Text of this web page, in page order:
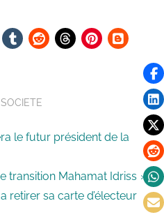
SOCIETE
le futur président de la
transition Mahamat Idriss
retirer sa carte d’électeur